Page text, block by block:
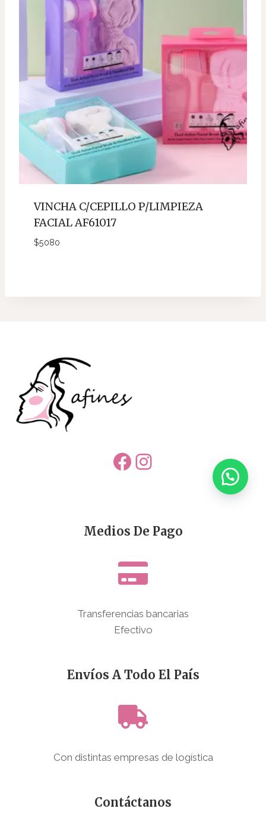
VINCHA C/CEPILLO P/LIMPIEZA
FACIAL AF61017
$5080
Facebook
Instagram
Medios De Pago
Transferencias bancarias
Efectivo
Envíos A Todo El País
Con distintas empresas de logística
Contáctanos